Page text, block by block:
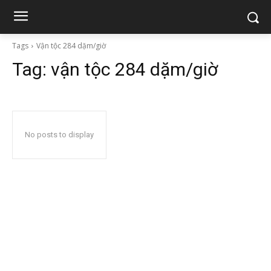
Tags Vận tộc 284 dặm/giờ
Tag: vận tộc 284 dặm/giờ
No posts to display